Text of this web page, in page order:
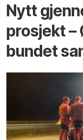
Nytt
prosjekt –
bundet